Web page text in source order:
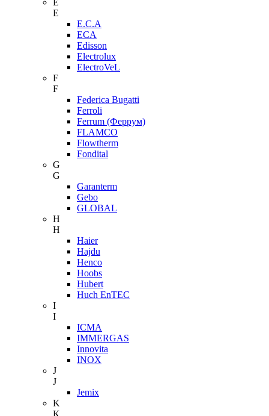
E
E
E.C.A
ECA
Edisson
Electrolux
ElectroVeL
F
F
Federica Bugatti
Ferroli
Ferrum (Феррум)
FLAMCO
Flowtherm
Fondital
G
G
Garanterm
Gebo
GLOBAL
H
H
Haier
Hajdu
Henco
Hoobs
Hubert
Huch EnTEC
I
I
ICMA
IMMERGAS
Innovita
INOX
J
J
Jemix
K
K